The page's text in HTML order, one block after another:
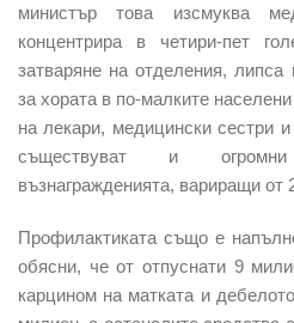
министър това изсмуква
концентрира в четири-пет
затваряне на отделения,
за хората в по-малките
на лекари, медицински сестри
съществуват и
възнагражденията, вариращи от
Профилактиката също е
обясни, че от отпуснати 9
карцином на матката и